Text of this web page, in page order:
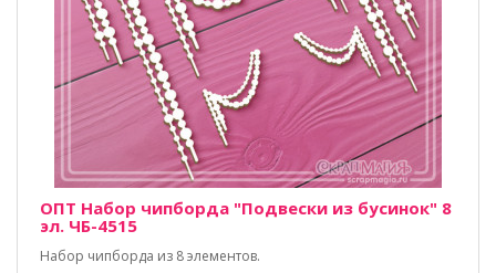
ОПТ Набор чипборда "Подвески из бусинок" 8
эл. ЧБ-4515
Набор чипборда из 8 элементов.